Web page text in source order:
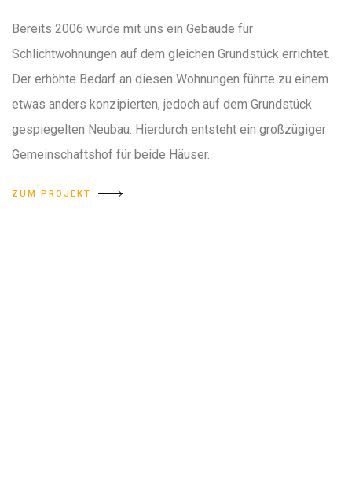
Bereits 2006 wurde mit uns ein Gebäude für
Schlichtwohnungen auf dem gleichen Grundstück errichtet.
Der erhöhte Bedarf an diesen Wohnungen führte zu einem
etwas anders konzipierten, jedoch auf dem Grundstück
gespiegelten Neubau. Hierdurch entsteht ein großzügiger
Gemeinschaftshof für beide Häuser.
ZUM PROJEKT